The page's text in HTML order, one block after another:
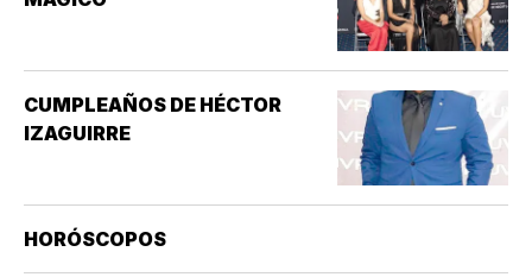
GIRANDO O MOVIÉNDOSE *NO
SENSACIONES DE
ATURDIMIENTO…
CUMPLEAÑOS DE HÉCTOR
IZAGUIRRE
HORÓSCOPOS